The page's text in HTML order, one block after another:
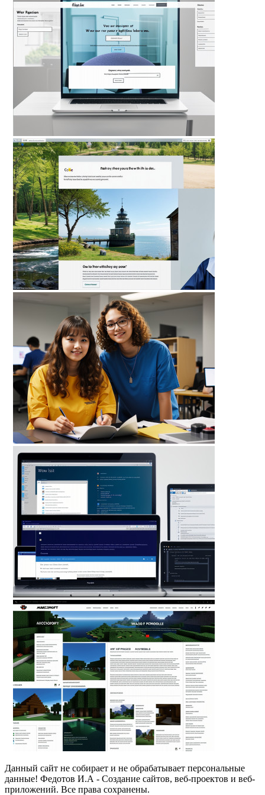
Данный сайт не собирает и не обрабатывает персональные
данные! Федотов И.А - Создание сайтов, веб-проектов и веб-
приложений. Все права сохранены.